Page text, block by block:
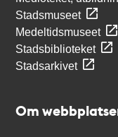
Stadsmuseet
Medeltidsmuseet
Stadsbiblioteket
Stadsarkivet
Om